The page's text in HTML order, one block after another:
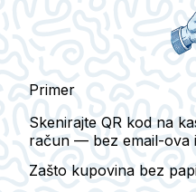
Primer
Skenirajte QR kod na
račun — bez email-ova
Zašto kupovina bez